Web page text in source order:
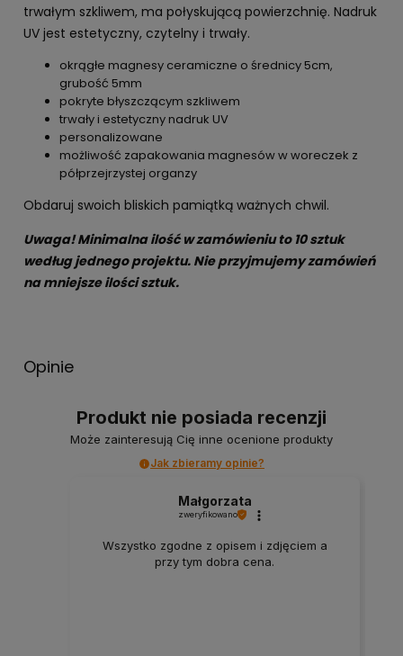
trwałym szkliwem, ma połyskującą powierzchnię. Nadruk
UV jest estetyczny, czytelny i trwały.
okrągłe magnesy ceramiczne o średnicy 5cm,
grubość 5mm
pokryte błyszczącym szkliwem
trwały i estetyczny nadruk UV
personalizowane
możliwość zapakowania magnesów w woreczek z
półprzejrzystej organzy
Obdaruj swoich bliskich pamiątką ważnych chwil.
Uwaga! Minimalna ilość w zamówieniu to 10 sztuk
według jednego projektu. Nie przyjmujemy zamówień
na mniejsze ilości sztuk.
Opinie
Produkt nie posiada recenzji
Może zainteresują Cię inne ocenione produkty
Jak zbieramy opinie?
Małgorzata
zweryfikowano
Wszystko zgodne z opisem i zdjęciem a
przy tym dobra cena.